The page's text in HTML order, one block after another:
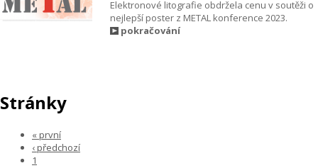
Elektronové litografie obdržela cenu v soutěži o
nejlepší poster z METAL konference 2023.
pokračování
Stránky
« první
‹ předchozí
1